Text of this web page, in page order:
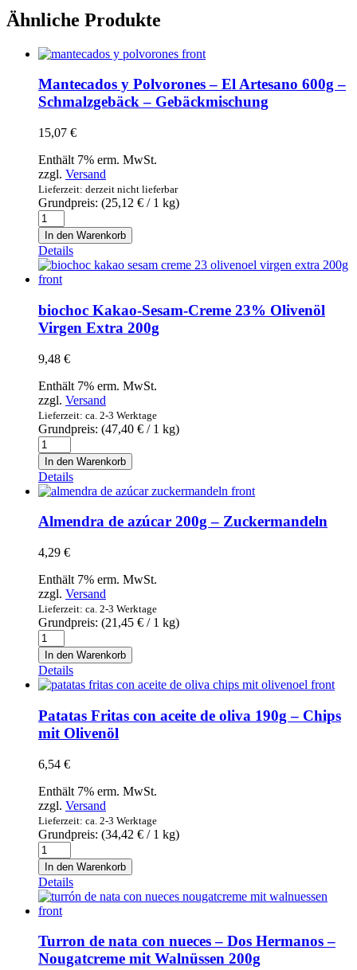
Ähnliche Produkte
Mantecados y Polvorones – El Artesano 600g –
Schmalzgebäck – Gebäckmischung
15,07 €
Enthält 7% erm. MwSt.
zzgl. Versand
Lieferzeit: derzeit nicht lieferbar
Grundpreis: (25,12 € / 1 kg)
Mantecados
y
Polvorones
-
El
Artesano
600g
-
Schmalzgebäck
Gebäckmischung
In den Warenkorb
Details
biochoc Kakao-Sesam-Creme 23% Olivenöl
Virgen Extra 200g
9,48 €
Enthält 7% erm. MwSt.
zzgl. Versand
Lieferzeit: ca. 2-3 Werktage
Grundpreis: (47,40 € / 1 kg)
biochoc
Kakao-
Sesam-
Creme
23%
Olivenöl
Virgen
200g
In den Warenkorb
Details
Almendra de azúcar 200g – Zuckermandeln
4,29 €
Enthält 7% erm. MwSt.
zzgl. Versand
Lieferzeit: ca. 2-3 Werktage
Grundpreis: (21,45 € / 1 kg)
Almendra
de
azúcar
200g
-
Zuckermandeln
Menge
In den Warenkorb
Details
Patatas Fritas con aceite de oliva 190g – Chips
mit Olivenöl
6,54 €
Enthält 7% erm. MwSt.
zzgl. Versand
Lieferzeit: ca. 2-3 Werktage
Grundpreis: (34,42 € / 1 kg)
Patatas
Fritas
con
aceite
de
oliva
190g
-
Chips
In den Warenkorb
Details
Turron de nata con nueces – Dos Hermanos –
Nougatcreme mit Walnüssen 200g